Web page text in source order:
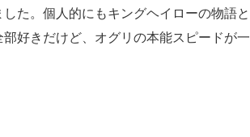
た。個人的にもキングヘイローの物語と
好きだけど、オグリの本能スピードが一